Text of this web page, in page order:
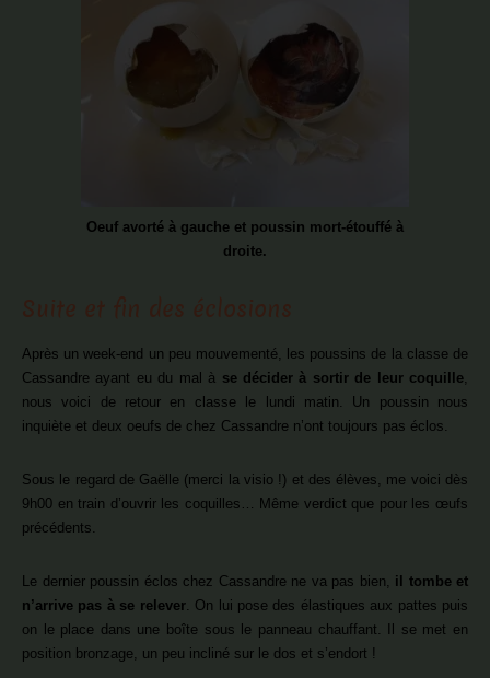
Oeuf avorté à gauche et poussin mort-étouffé à
droite.
Après un week-end un peu mouvementé, les poussins de la classe de
Cassandre ayant eu du mal à se décider à sortir de leur coquille,
nous voici de retour en classe le lundi matin. Un poussin nous
inquiète et deux oeufs de chez Cassandre n’ont toujours pas éclos.
Sous le regard de Gaëlle (merci la visio !) et des élèves, me voici dès
9h00 en train d’ouvrir les coquilles… Même verdict que pour les œufs
précédents.
Le dernier poussin éclos chez Cassandre ne va pas bien, il tombe et
n’arrive pas à se relever. On lui pose des élastiques aux pattes puis
on le place dans une boîte sous le panneau chauffant. Il se met en
position bronzage, un peu incliné sur le dos et s’endort !